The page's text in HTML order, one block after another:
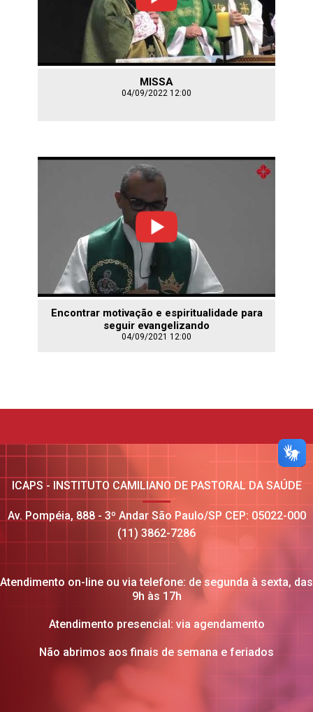
MISSA
04/09/2022 12:00
Encontrar motivação e espiritualidade para
seguir evangelizando
04/09/2021 12:00
ICAPS - INSTITUTO CAMILIANO DE PASTORAL DA SAÚDE
Av. Pompéia, 888 - 3º Andar São Paulo/SP CEP: 05022-000
(11) 3862-7286
Atendimento on-line ou via telefone: de segunda à sexta, das
9h às 17h
Atendimento presencial: via agendamento
Não abrimos aos finais de semana e feriados